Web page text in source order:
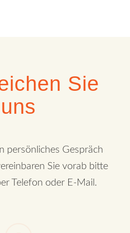
Sie
uns
persönliches Gespräch
Sie vorab bitte
Telefon oder E-Mail.